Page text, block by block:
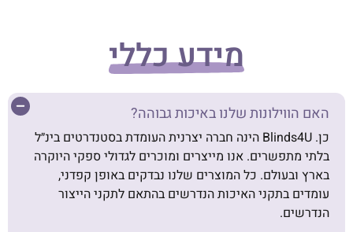
מידע כללי
האם הווילונות שלנו באיכות גבוהה?
כן. Blinds4U הינה חברה יצרנית העומדת בסטנדרטים בינ״ל
בלתי מתפשרים. אנו מייצרים ומוכרים לגדולי ספקי היוקרה
בארץ ובעולם. כל המוצרים שלנו נבדקים באופן קפדני,
עומדים בתקני האיכות הנדרשים בהתאם לתקני הייצור
הנדרשים.